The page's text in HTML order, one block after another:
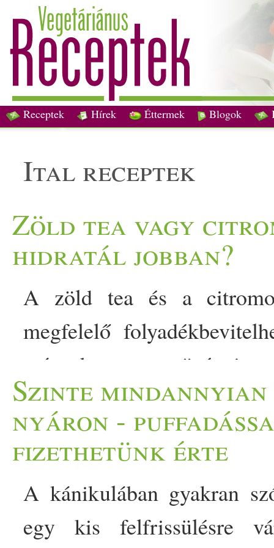
Receptek Hírek Éttermek Blogok
ital receptek
Zöld tea vagy
hidratál jobban?
A zöld tea és a
megfelelő
más hasznos növényi
Természetesen egyikital
fogyasztásuk
természetes védekező
melyiket érdemes
minél hatékonyabb
Szinte
nyáron -
fizethetünk érte
A kánikulában gyakran
egy kis felfrissülésre